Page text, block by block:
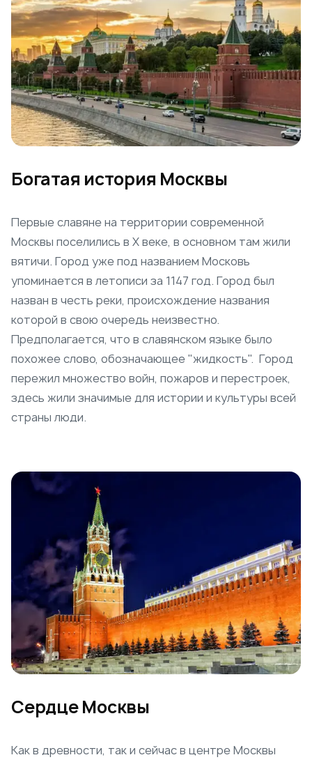
Богатая история Москвы
Первые славяне на территории современной
Москвы поселились в X веке, в основном там жили
вятичи. Город уже под названием Московъ
упоминается в летописи за 1147 год. Город был
назван в честь реки, происхождение названия
которой в свою очередь неизвестно.
Предполагается, что в славянском языке было
похожее слово, обозначающее "жидкость". Город
пережил множество войн, пожаров и перестроек,
здесь жили значимые для истории и культуры всей
страны люди.
Сердце Москвы
Как в древности, так и сейчас в центре Москвы